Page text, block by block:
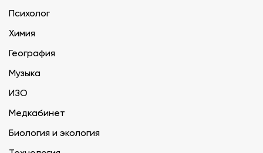
Психолог
Химия
География
Музыка
ИЗО
Медкабинет
Биология и экология